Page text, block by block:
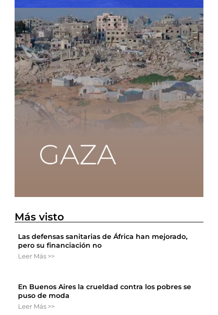
Más visto
Las defensas sanitarias de África han mejorado,
pero su financiación no
Leer Más >>
En Buenos Aires la crueldad contra los pobres se
puso de moda
Leer Más >>